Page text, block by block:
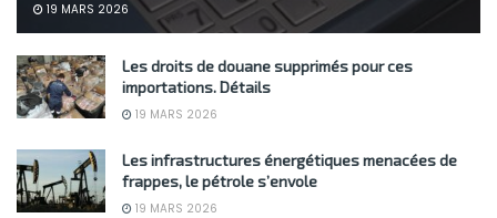
19 MARS 2026
Les droits de douane supprimés pour ces
importations. Détails
19 MARS 2026
Les infrastructures énergétiques menacées de
frappes, le pétrole s’envole
19 MARS 2026